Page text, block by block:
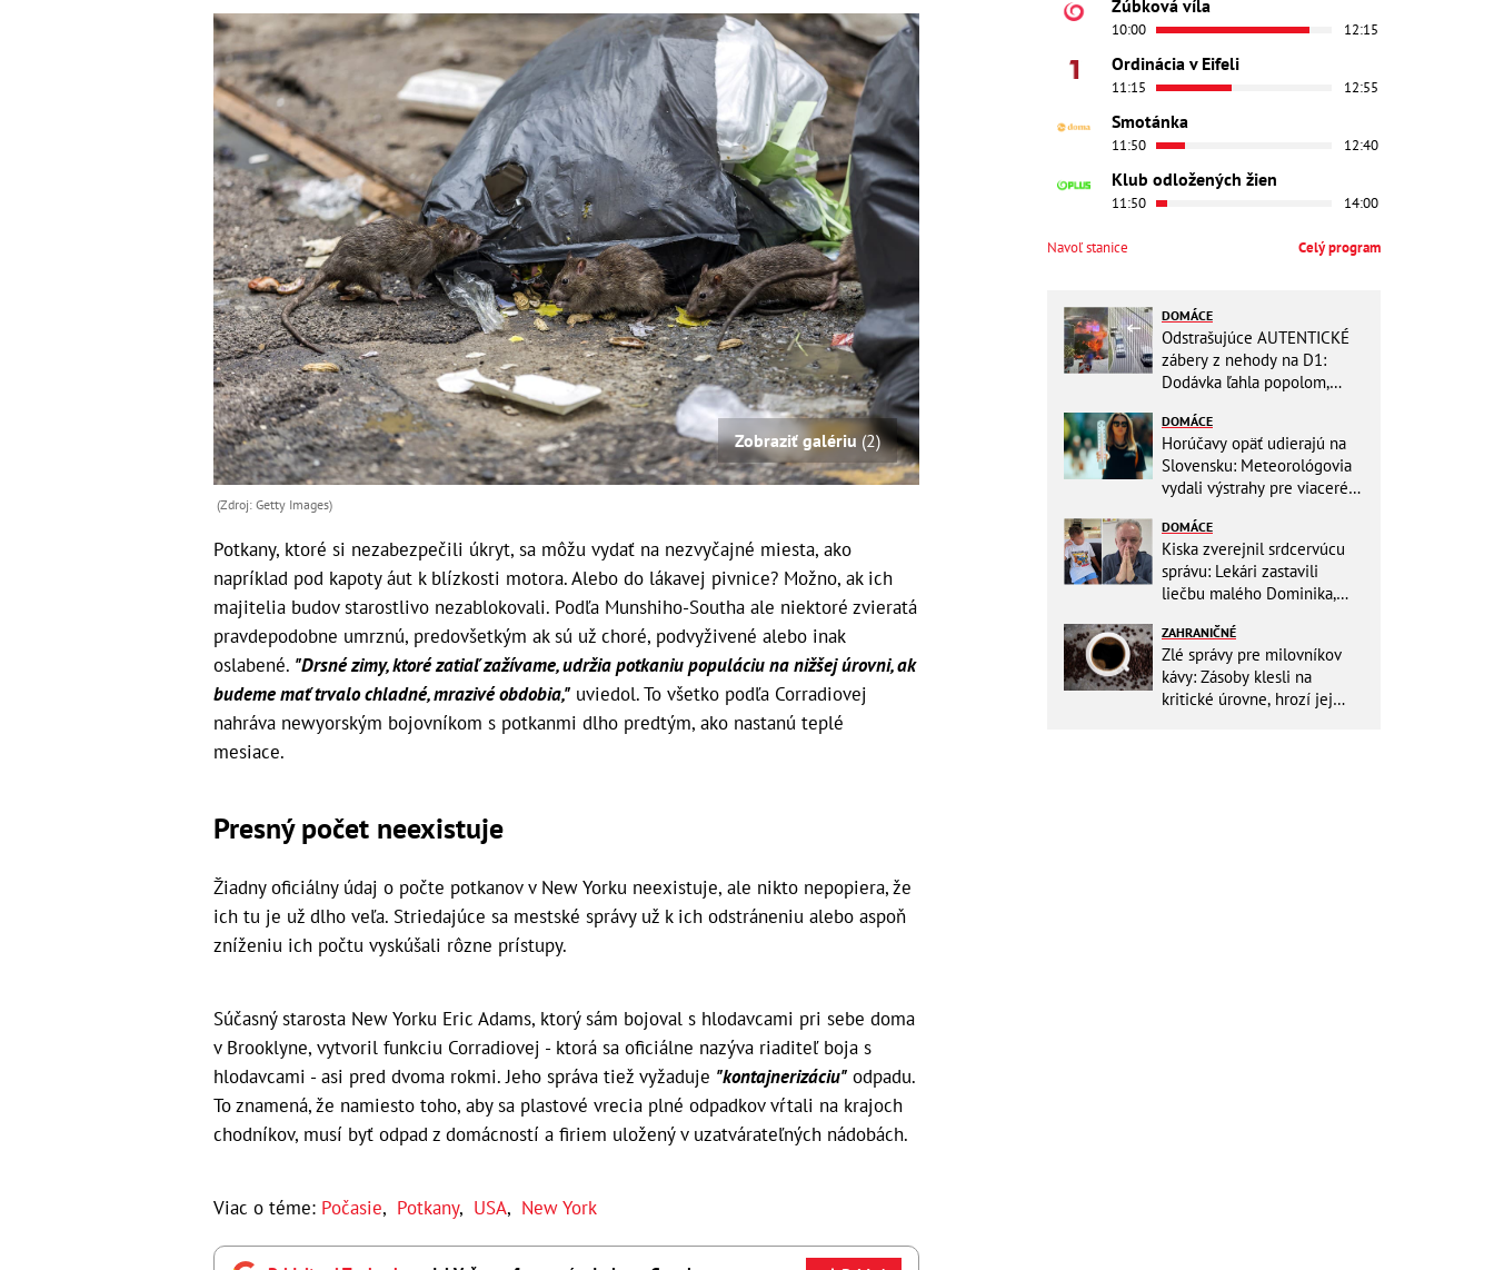
Zobraziť galériu (2)
(Zdroj: Getty Images)
Potkany, ktoré si nezabezpečili úkryt, sa môžu vydať na nezvyčajné miesta, ako
napríklad pod kapoty áut k blízkosti motora. Alebo do lákavej pivnice? Možno, ak ich
majitelia budov starostlivo nezablokovali. Podľa Munshiho-Southa ale niektoré zvieratá
pravdepodobne umrznú, predovšetkým ak sú už choré, podvyživené alebo inak
oslabené. "Drsné zimy, ktoré zatiaľ zažívame, udržia potkaniu populáciu na nižšej úrovni, ak
budeme mať trvalo chladné, mrazivé obdobia," uviedol. To všetko podľa Corradiovej
nahráva newyorským bojovníkom s potkanmi dlho predtým, ako nastanú teplé
mesiace.
Presný počet neexistuje
Žiadny oficiálny údaj o počte potkanov v New Yorku neexistuje, ale nikto nepopiera, že
ich tu je už dlho veľa. Striedajúce sa mestské správy už k ich odstráneniu alebo aspoň
zníženiu ich počtu vyskúšali rôzne prístupy.
Súčasný starosta New Yorku Eric Adams, ktorý sám bojoval s hlodavcami pri sebe doma
v Brooklyne, vytvoril funkciu Corradiovej - ktorá sa oficiálne nazýva riaditeľ boja s
hlodavcami - asi pred dvoma rokmi. Jeho správa tiež vyžaduje "kontajnerizáciu" odpadu.
To znamená, že namiesto toho, aby sa plastové vrecia plné odpadkov vŕtali na krajoch
chodníkov, musí byť odpad z domácností a firiem uložený v uzatvárateľných nádobách.
Viac o téme: Počasie, Potkany, USA, New York
Zúbková víla
10:00 12:15
Ordinácia v Eifeli
11:15 12:55
Smotánka
11:50 12:40
Klub odložených žien
11:50 14:00
Navoľ stanice Celý program
DOMÁCE
Odstrašujúce AUTENTICKÉ
zábery z nehody na D1:
Dodávka ľahla popolom,
zachraňoval vrtuľník
DOMÁCE
Horúčavy opäť udierajú na
Slovensku: Meteorológovia
vydali výstrahy pre viaceré
DOMÁCE
Kiska zverejnil srdcervúcu
správu: Lekári zastavili
liečbu malého Dominika,
týždne života
ZAHRANIČNÉ
Zlé správy pre milovníkov
kávy: Zásoby klesli na
kritické úrovne, hrozí jej